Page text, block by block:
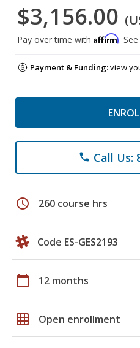
$3,156.00
Pay over time with Affirm.
Payment & Funding:view
phone Call Us:
schedule 260 course hrs
Code ES-GES2193
calendar_today 12 months
grid_on Open enrollment